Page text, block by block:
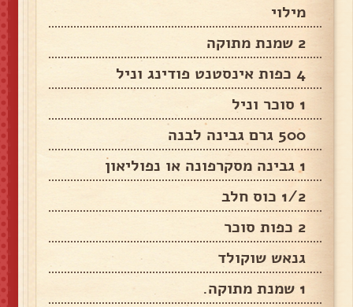
מילוי
2 שמנת מתוקה
4 כפות אינסטנט פודינג וניל
1 סוכר וניל
500 גרם גבינה לבנה
1 גבינה מסקרפונה או נפוליאון
1/2 כוס חלב
2 כפות סוכר
גנאש שוקולד
1 שמנת מתוקה.